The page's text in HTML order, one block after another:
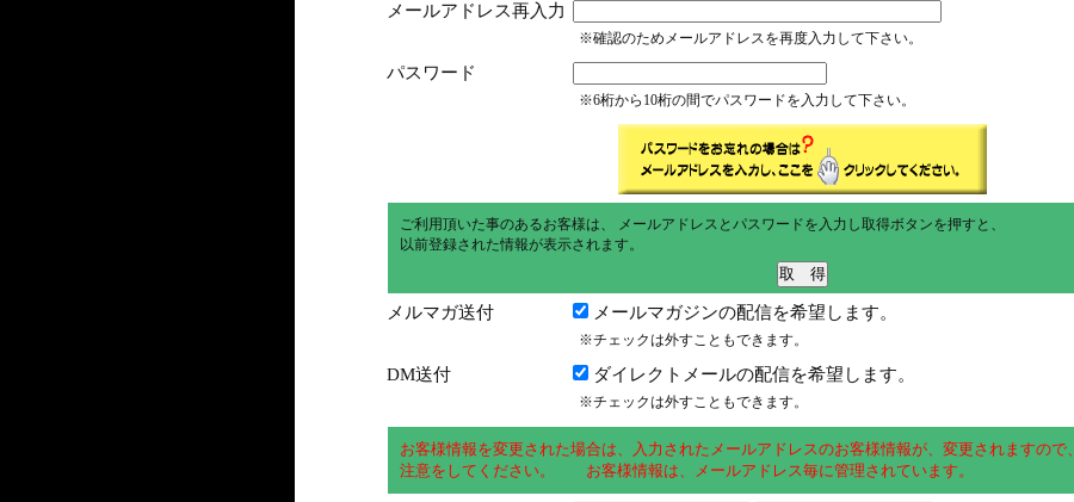
メールアドレス再入力
※確認のためメールアドレスを再度入力して下さい。
パスワード
※6桁から10桁の間でパスワードを入力して下さい。
ご利用頂いた事のあるお客様は、 メールアドレスとパスワードを入力し取得ボタンを押すと、
以前登録された情報が表示されます。
メルマガ送付 メールマガジンの配信を希望します。
※チェックは外すこともできます。
DM送付 ダイレクトメールの配信を希望します。
※チェックは外すこともできます。
お客様情報を変更された場合は、入力されたメールアドレスのお客様情報が、変更されますので、
注意をしてください。 お客様情報は、メールアドレス毎に管理されています。